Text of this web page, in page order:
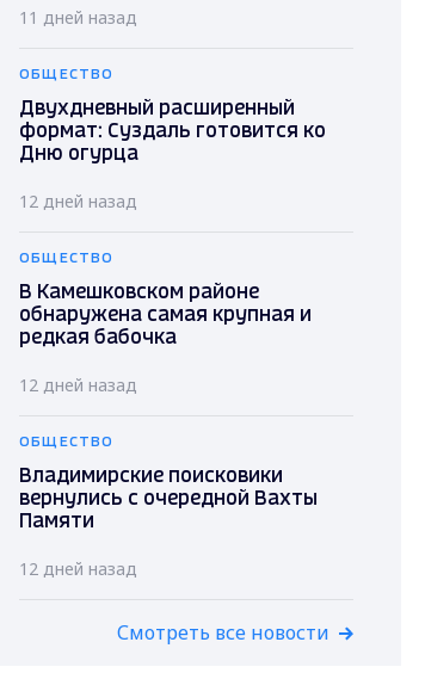
11 дней назад
ОБЩЕСТВО
Двухдневный расширенный
формат: Суздаль готовится ко
Дню огурца
12 дней назад
ОБЩЕСТВО
В Камешковском районе
обнаружена самая крупная и
редкая бабочка
12 дней назад
ОБЩЕСТВО
Владимирские поисковики
вернулись с очередной Вахты
Памяти
12 дней назад
Смотреть все новости